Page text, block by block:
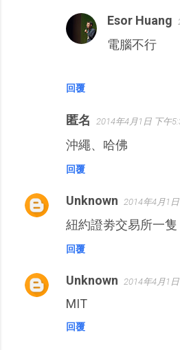
回覆
Esor Huang
電腦不行
匿名 2014年4月1日 下午
沖繩、哈佛
回覆
Unknown 2014年4月1
紐約證劵交易所一隻
回覆
Unknown 2014年4月1
MIT
回覆